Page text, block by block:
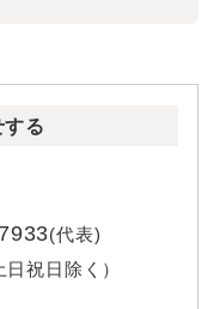
る
(代表)
祝日除く）